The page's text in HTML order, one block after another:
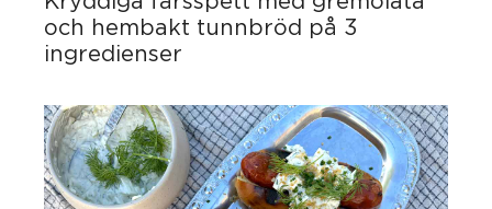
och hembakt tunnbröd på 3
ingredienser